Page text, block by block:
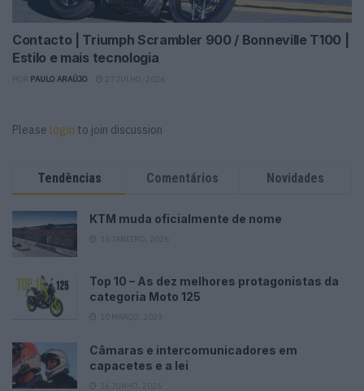
Contacto | Triumph Scrambler 900 / Bonneville T100 |
Estilo e mais tecnologia
PAULO ARAÚJO
Please login to join discussion
Tendências Comentários Novidades
KTM muda oficialmente de nome
Top 10 – As dez melhores protagonistas da
categoria Moto 125
Câmaras e intercomunicadores em
capacetes e a lei